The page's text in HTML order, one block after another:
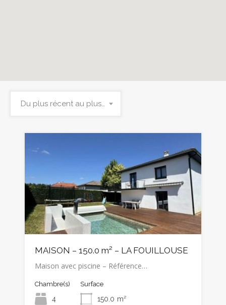
Du plus récent au plus ancien
MAISON – 150.0 m² – LA FOUILLOUSE
Maison avec piscine – Référence…
Chambre(s)
4
Surface
150.0 m²